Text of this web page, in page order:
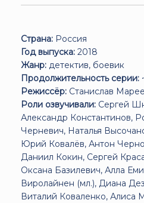
Страна: Россия
Год выпуска: 2018
Жанр: детектив, боевик
Продолжительность серии:
Режиссёр: Станислав
Роли озвучивали: Сергей
Александр Константинов,
Черневич, Наталья
Юрий Ковалёв, Антон
Даниил Кокин, Сергей
Оксана Базилевич, Алла
Виролайнен (мл.), Диана
Виталий Коваленко, Алиса